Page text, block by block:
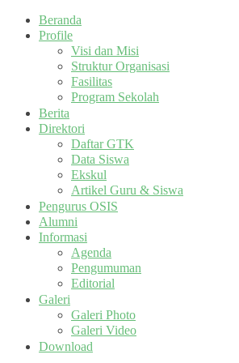
Beranda
Profile
Visi dan Misi
Struktur Organisasi
Fasilitas
Program Sekolah
Berita
Direktori
Daftar GTK
Data Siswa
Ekskul
Artikel Guru & Siswa
Pengurus OSIS
Alumni
Informasi
Agenda
Pengumuman
Editorial
Galeri
Galeri Photo
Galeri Video
Download